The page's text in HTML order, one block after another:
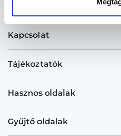
Kapcsolat
Tájékoztatók
Hasznos oldalak
Gyűjtő oldalak